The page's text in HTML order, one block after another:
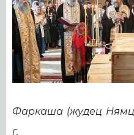
Фаркаша (жудец
г.